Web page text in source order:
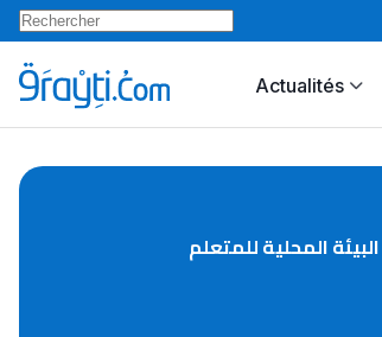
Actualités
المحلية للمتعلم